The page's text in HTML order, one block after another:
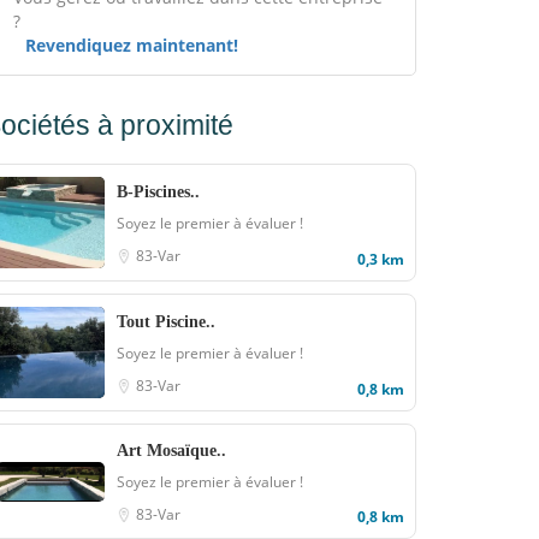
?
Revendiquez maintenant!
à proximité
B-Piscines..
Soyez le premier à évaluer !
83-Var
0,3 km
Tout Piscine..
Soyez le premier à évaluer !
83-Var
0,8 km
Art Mosaïque..
Soyez le premier à évaluer !
83-Var
0,8 km